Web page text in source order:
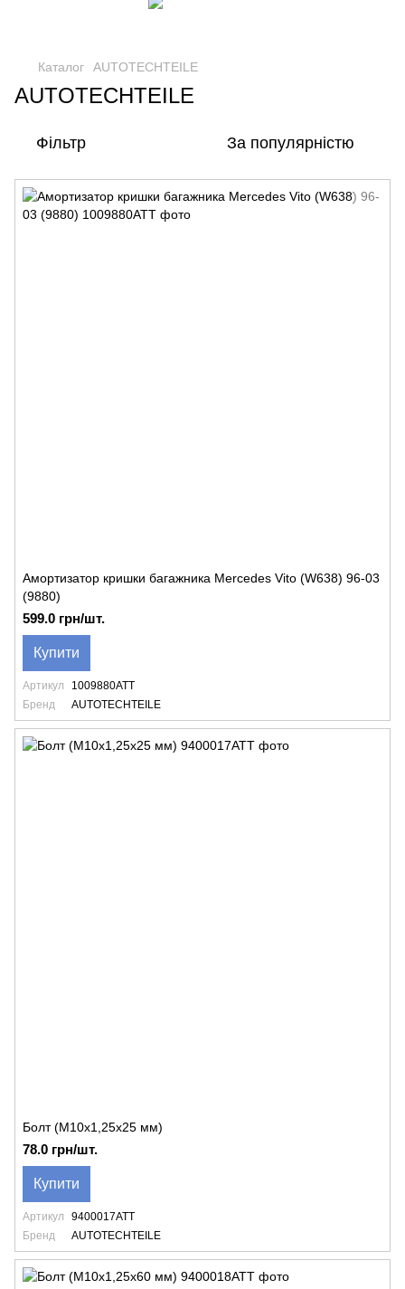
Каталог AUTOTECHTEILE
AUTOTECHTEILE
Фільтр За популярністю
Амортизатор кришки багажника Mercedes Vito (W638) 96-03
(9880)
599.0 грн/шт.
Купити
Артикул
1009880ATT
Бренд
AUTOTECHTEILE
Болт (M10x1,25x25 мм)
78.0 грн/шт.
Купити
Артикул
9400017ATT
Бренд
AUTOTECHTEILE